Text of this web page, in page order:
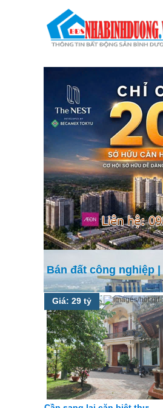
Bán đất công nghiệp
Giá: 29 tỷ